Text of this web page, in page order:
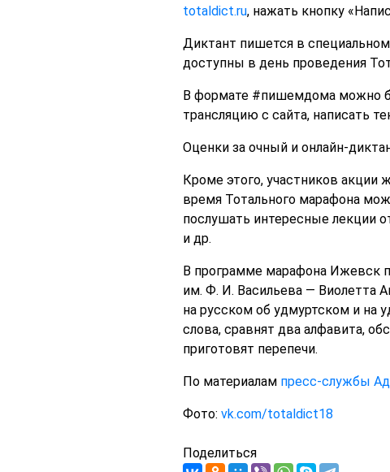
totaldict.ru, нажать кнопку
Диктант пишется в специальном
доступны в день проведения
В формате #пишемдома можно
трансляцию с сайта, написать
Оценки за очный и онлайн-
Кроме этого, участников
время Тотального марафона
послушать интересные лекции
и др.
В программе марафона Ижевск
им. Ф. И. Васильева — Виолетта
на русском об удмуртском и на
слова, сравнят два алфавита,
приготовят перепечи.
По материалам пресс-службы
Фото: vk.com/totaldict18
Поделиться